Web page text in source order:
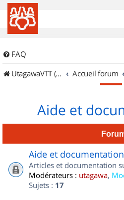
FAQ
UtagawaVTT (Randos VTT et VTTAE avec traces GPS)
Accueil forum
Aide et
Aide et documentation
Articles et documentation
Modérateurs : utagawa,
Sujets : 17